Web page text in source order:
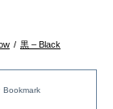
/ 黒 – Black